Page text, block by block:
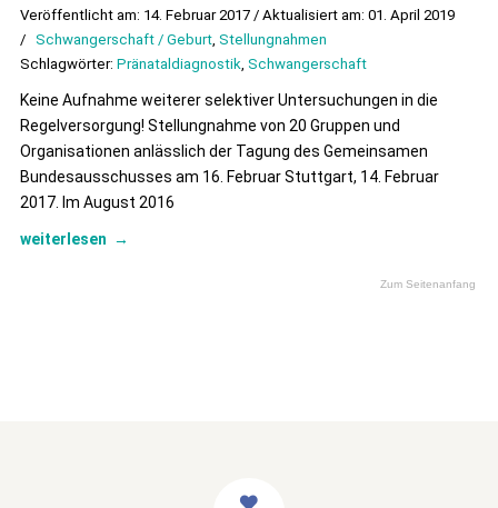
Veröffentlicht am: 14. Februar 2017 / Aktualisiert am: 01. April 2019
/ Schwangerschaft / Geburt, Stellungnahmen
Schlagwörter: Pränataldiagnostik, Schwangerschaft
Keine Aufnahme weiterer selektiver Untersuchungen in die
Regelversorgung! Stellungnahme von 20 Gruppen und
Organisationen anlässlich der Tagung des Gemeinsamen
Bundesausschusses am 16. Februar Stuttgart, 14. Februar
2017. Im August 2016
weiterlesen →
Zum Seitenanfang